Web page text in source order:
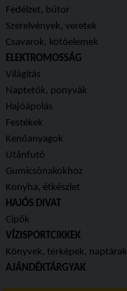
Fedélzet, bútor
Szerelvények, veretek
Csavarok, kötőelemek
ELEKTROMOSSÁG
Világítás
Naptetők, ponyvák
Hajóápolás
Festékek
Kenőanyagok
Utánfutó
Gumicsónakokhoz
Konyha, étkészlet
HAJÓS DIVAT
Cipők
VÍZISPORTCIKKEK
Könyvek, térképek, naptárak
AJÁNDÉKTÁRGYAK